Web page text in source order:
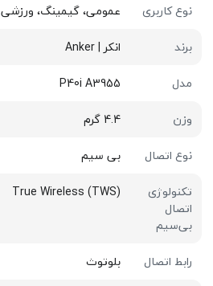
نوع کاربری
عمومی، گیمینگ، ورزشی
برند
انکر | Anker
مدل
P40i A3955
وزن
4.4 گرم
نوع اتصال
بی سیم
تکنولوژی
اتصال
بی‌سیم
True Wireless (TWS)
رابط اتصال بلوتوث